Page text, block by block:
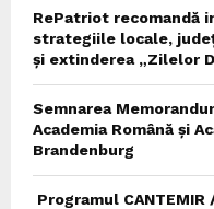
RePatriot recomandă
strategiile locale,
și extinderea „Zilelor
Semnarea
Academia Română și
Brandenburg
Programul